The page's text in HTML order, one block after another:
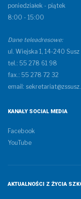
poniedziałek - piątek
8:00 - 15:00
Dane teleadresowe:
ul. Wiejska 1, 14-240 Susz
tel.: 55 278 61 98
fax.: 55 278 72 32
email:
KANAŁY SOCIAL MEDIA
Facebook
YouTube
AKTUALNOŚCI Z ŻYCIA